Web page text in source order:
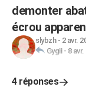
demonter
écrou
slybzh- 2 avr.
Gygii- 8
4 réponses